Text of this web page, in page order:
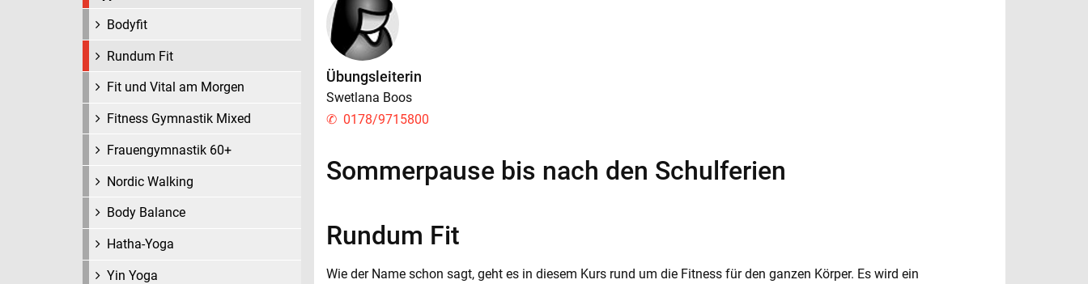
Bodyfit
Rundum Fit
Fit und Vital am Morgen
Fitness Gymnastik Mixed
Frauengymnastik 60+
Nordic Walking
Body Balance
Hatha-Yoga
Yin Yoga
Übungsleiterin
Swetlana Boos
0178/9715800
Sommerpause bis nach den Schulferien
Rundum Fit
Wie der Name schon sagt, geht es in diesem Kurs rund um die Fitness für den ganzen Körper. Es wird ein